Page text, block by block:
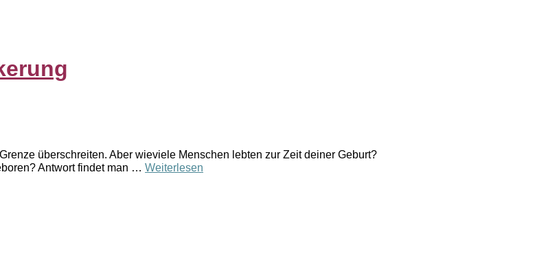
überschreiten. Aber wieviele Menschen lebten zur Zeit deiner Geburt?
Antwort findet man … Weiterlesen